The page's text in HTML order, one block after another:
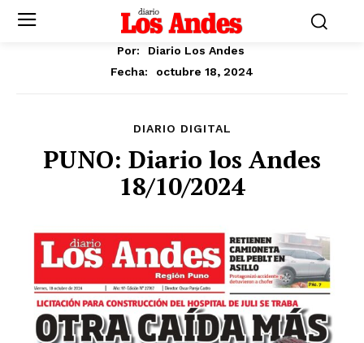
Por:
Diario Los Andes
Fecha:
octubre 18, 2024
DIARIO DIGITAL
PUNO: Diario los Andes
18/10/2024